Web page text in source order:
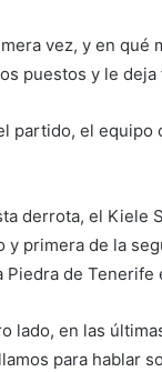
vez, y en qué
puestos y le
partido, el
derrota, el Kiele
y primera de la
Piedra de Tenerife
lado, en las
para hablar